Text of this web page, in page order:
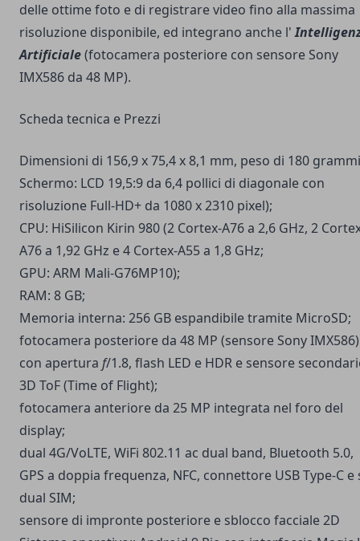
delle ottime foto e di registrare video fino alla massima
risoluzione disponibile, ed integrano anche l'
Artificiale(fotocamera posteriore con sensore Sony
IMX586 da 48 MP).
Scheda tecnica e Prezzi
Dimensioni di 156,9 x 75,4 x 8,1 mm, peso di 180
Schermo: LCD 19,5:9 da 6,4 pollici di diagonale con
risoluzione Full-HD+ da 1080 x 2310 pixel);
CPU: HiSilicon Kirin 980 (2 Cortex-A76 a 2,6 GHz, 2
A76 a 1,92 GHz e 4 Cortex-A55 a 1,8 GHz;
GPU: ARM Mali-G76MP10);
RAM: 8 GB;
Memoria interna: 256 GB espandibile tramite MicroSD;
fotocamera posteriore da 48 MP (sensore Sony IMX586)
con apertura f/1.8, flash LED e HDR e sensore
3D ToF (Time of Flight);
fotocamera anteriore da 25 MP integrata nel foro del
display;
dual 4G/VoLTE, WiFi 802.11 ac dual band, Bluetooth 5.0,
GPS a doppia frequenza, NFC, connettore USB Type-C e
dual SIM;
sensore di impronte posteriore e sblocco facciale 2D